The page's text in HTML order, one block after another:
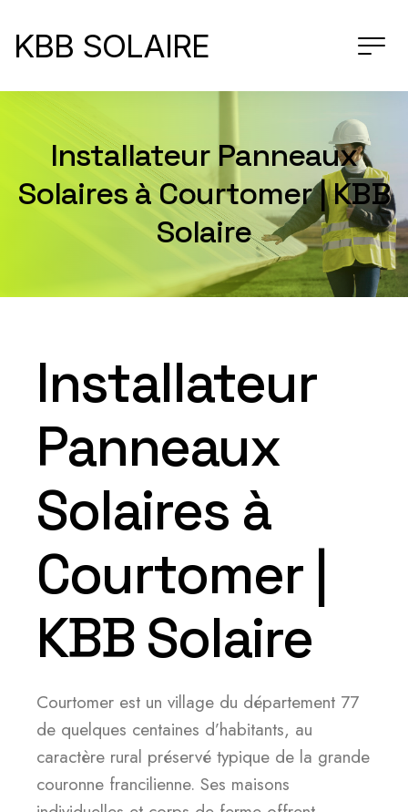
KBB SOLAIRE
Installateur Panneaux
Solaires à Courtomer | KBB
Solaire
Installateur
Panneaux
Solaires à
Courtomer |
KBB Solaire
Courtomer est un village du département 77
de quelques centaines d’habitants, au
caractère rural préservé typique de la grande
couronne francilienne. Ses maisons